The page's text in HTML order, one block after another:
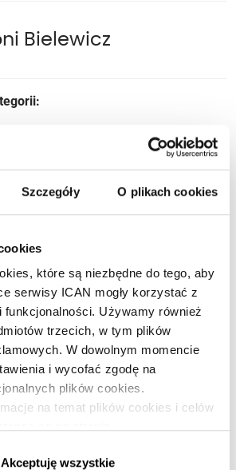
Szczegóły O plikach cookies
które są niezbędne do tego, aby
serwisy ICAN mogły korzystać z
funkcjonalności. Używamy również
trzecich, w tym plików
W dowolnym momencie
i wycofać zgodę na
plików cookies.
na temat plików cookies i celów
Akceptuję wszystkie
Bielewicz